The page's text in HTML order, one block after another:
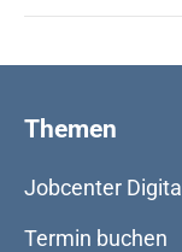
Themen
Jobcenter Digital
Termin buchen